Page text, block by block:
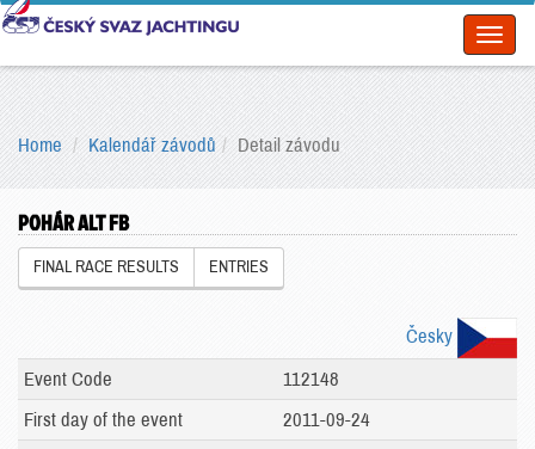
Home Kalendář závodů Detail závodu
POHÁR ALT FB
FINAL RACE RESULTS ENTRIES
Česky
Event Code
112148
First day of the event
2011-09-24